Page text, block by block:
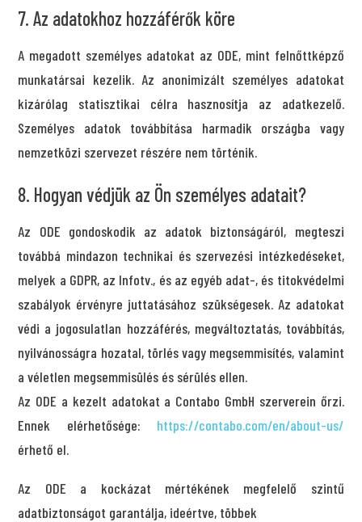
7. Az adatokhoz hozzáférők köre
A megadott személyes adatokat az ODE, mint felnőttképző
munkatársai kezelik. Az anonimizált személyes adatokat
kizárólag statisztikai célra hasznosítja az adatkezelő.
Személyes adatok továbbítása harmadik országba vagy
nemzetközi szervezet részére nem történik.
8. Hogyan védjük az Ön személyes adatait?
Az ODE gondoskodik az adatok biztonságáról, megteszi
továbbá mindazon technikai és szervezési intézkedéseket,
melyek a GDPR, az Infotv., és az egyéb adat-, és titokvédelmi
szabályok érvényre juttatásához szükségesek. Az adatokat
védi a jogosulatlan hozzáférés, megváltoztatás, továbbítás,
nyilvánosságra hozatal, törlés vagy megsemmisítés, valamint
a véletlen megsemmisülés és sérülés ellen.
Az ODE a kezelt adatokat a Contabo GmbH szerverein őrzi.
Ennek elérhetősége: https://contabo.com/en/about-us/
érhető el.
Az ODE a kockázat mértékének megfelelő szintű
adatbiztonságot garantálja, ideértve, többek